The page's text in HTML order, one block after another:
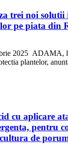
trei noi
pe piata din
2025 ADAMA,
plantelor,
cu aplicare
pentru
de